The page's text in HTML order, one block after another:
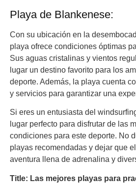
Playa de Blankenese:
Con su ubicación en la
playa ofrece condiciones óptimas
Sus aguas cristalinas y vientos
lugar un destino favorito para los
deporte. Además, la playa cuenta
y servicios para garantizar una
Si eres un entusiasta del
lugar perfecto para disfrutar de las
condiciones para este deporte. No
playas recomendadas y dejar que
aventura llena de adrenalina y
Title: Las mejores playas para